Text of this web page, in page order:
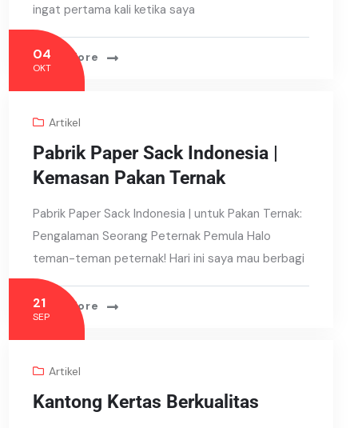
ingat pertama kali ketika saya
Read More
04
OKT
Artikel
Pabrik Paper Sack Indonesia |
Kemasan Pakan Ternak
Pabrik Paper Sack Indonesia | untuk Pakan Ternak:
Pengalaman Seorang Peternak Pemula Halo
teman-teman peternak! Hari ini saya mau berbagi
Read More
21
SEP
Artikel
Kantong Kertas Berkualitas